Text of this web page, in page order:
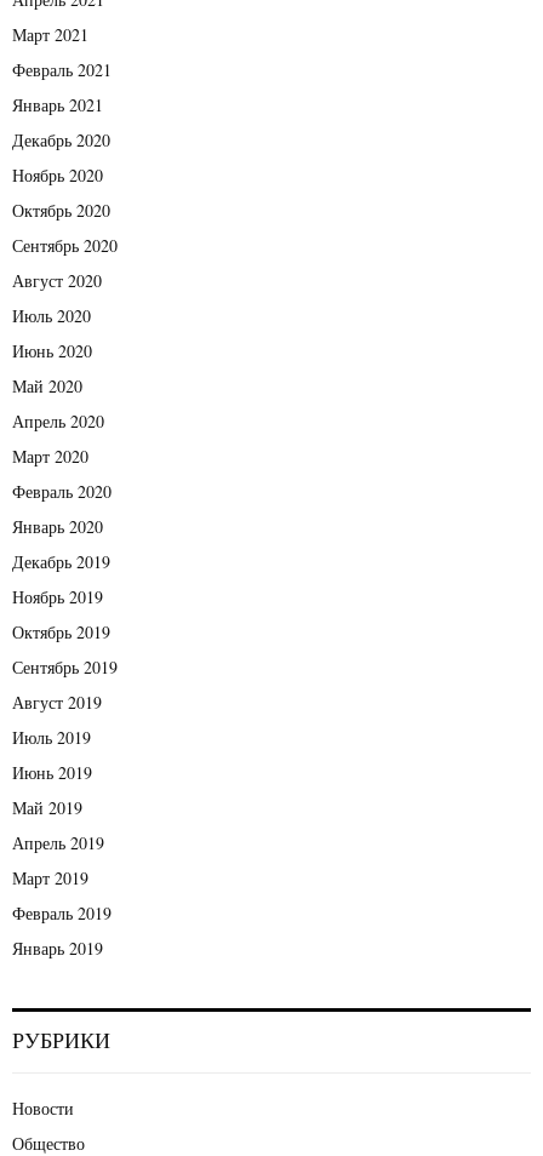
Март 2021
Февраль 2021
Январь 2021
Декабрь 2020
Ноябрь 2020
Октябрь 2020
Сентябрь 2020
Август 2020
Июль 2020
Июнь 2020
Май 2020
Апрель 2020
Март 2020
Февраль 2020
Январь 2020
Декабрь 2019
Ноябрь 2019
Октябрь 2019
Сентябрь 2019
Август 2019
Июль 2019
Июнь 2019
Май 2019
Апрель 2019
Март 2019
Февраль 2019
Январь 2019
РУБРИКИ
Новости
Общество